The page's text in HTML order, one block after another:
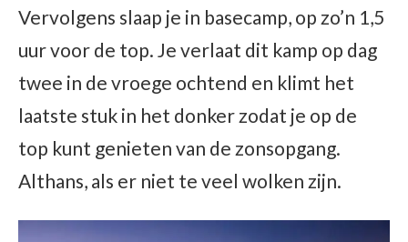
Vervolgens slaap je in basecamp, op zo’n 1,5
uur voor de top. Je verlaat dit kamp op dag
twee in de vroege ochtend en klimt het
laatste stuk in het donker zodat je op de
top kunt genieten van de zonsopgang.
Althans, als er niet te veel wolken zijn.